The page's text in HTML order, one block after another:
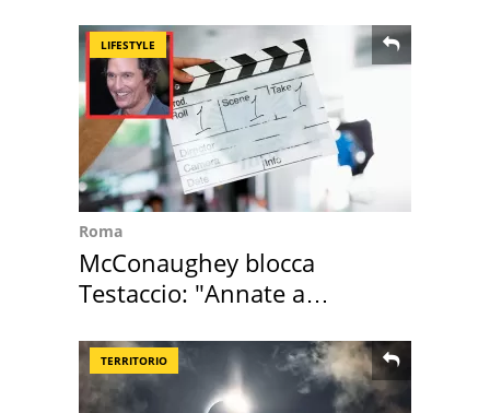
LIFESTYLE
Roma
McConaughey blocca
Testaccio: "Annate a
TERRITORIO